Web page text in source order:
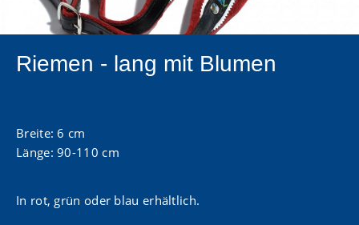
Riemen - lang mit Blumen
Breite: 6 cm
Länge: 90-110 cm
In rot, grün oder blau erhältlich.